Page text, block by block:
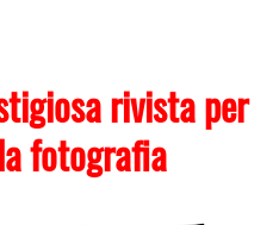
rivista per
fotografia